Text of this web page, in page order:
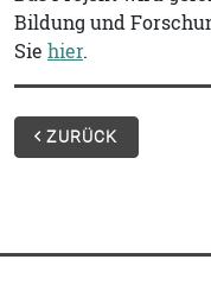
Bildung und
Sie hier.
ZURÜCK